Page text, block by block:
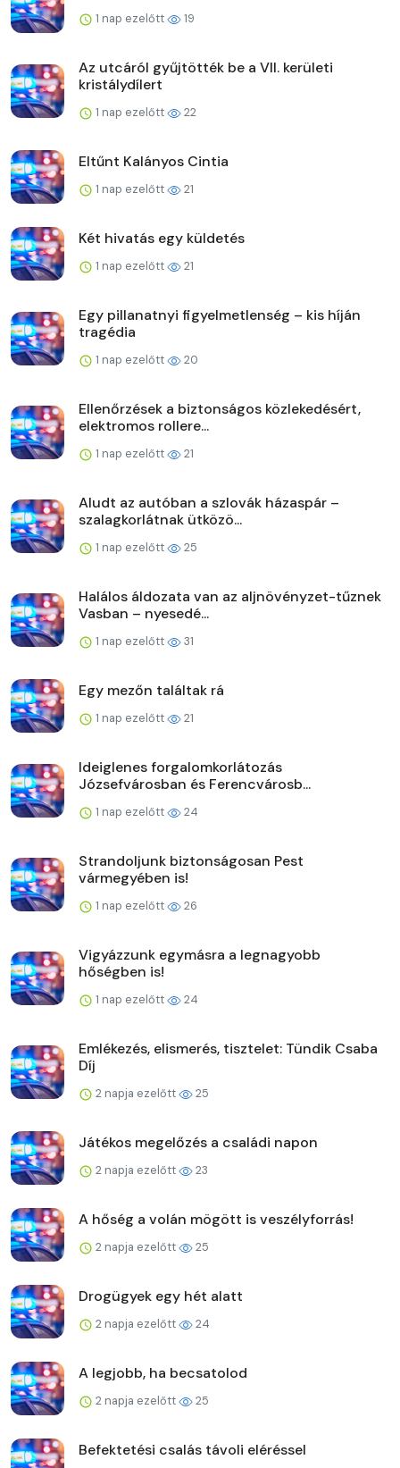
1 nap ezelőtt 19
Az utcáról gyűjtötték be a VII. kerületi
kristálydílert
1 nap ezelőtt 22
Eltűnt Kalányos Cintia
1 nap ezelőtt 21
Két hivatás egy küldetés
1 nap ezelőtt 21
Egy pillanatnyi figyelmetlenség – kis híján
tragédia
1 nap ezelőtt 20
Ellenőrzések a biztonságos közlekedésért,
elektromos rollere...
1 nap ezelőtt 21
Aludt az autóban a szlovák házaspár –
szalagkorlátnak ütközö...
1 nap ezelőtt 25
Halálos áldozata van az aljnövényzet-tűznek
Vasban – nyesedé...
1 nap ezelőtt 31
Egy mezőn találtak rá
1 nap ezelőtt 21
Ideiglenes forgalomkorlátozás
Józsefvárosban és Ferencvárosb...
1 nap ezelőtt 24
Strandoljunk biztonságosan Pest
vármegyében is!
1 nap ezelőtt 26
Vigyázzunk egymásra a legnagyobb
hőségben is!
1 nap ezelőtt 24
Emlékezés, elismerés, tisztelet: Tündik Csaba
Díj
2 napja ezelőtt 25
Játékos megelőzés a családi napon
2 napja ezelőtt 23
A hőség a volán mögött is veszélyforrás!
2 napja ezelőtt 25
Drogügyek egy hét alatt
2 napja ezelőtt 24
A legjobb, ha becsatolod
2 napja ezelőtt 25
Befektetési csalás távoli eléréssel